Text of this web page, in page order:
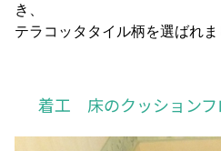
き、
テラコッタタイル柄を選ばれま
着工 床のクッションフ